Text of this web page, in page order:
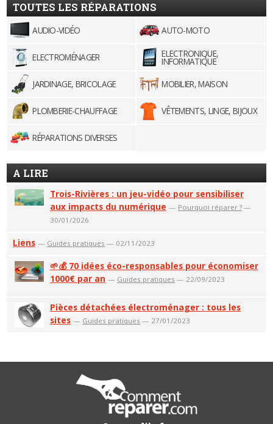
TOUTES LES RÉPARATIONS
AUDIO-VIDÉO AUTO-MOTO
ELECTROMÉNAGER ELECTRONIQUE,
INFORMATIQUE
JARDINAGE, BRICOLAGE
MOBILIER, MAISON
PLOMBERIE-CHAUFFAGE VÊTEMENTS, LINGE, BIJOUX
RÉPARATIONS DIVERSES
A LIRE
Trois-Rivières : un jeu-vidéo pour sensibiliser
aux impacts du numérique — Pourquoi réparer ? —
30/01/2026
Liens — Guides pratiques — 02/11/2023
🌱💰 70 idées éco-responsables pour économiser
1000€ par an — Guides pratiques — 22/09/2023
Pièces détachées électroménager : tous les
sites — Guides pratiques — 27/01/2023